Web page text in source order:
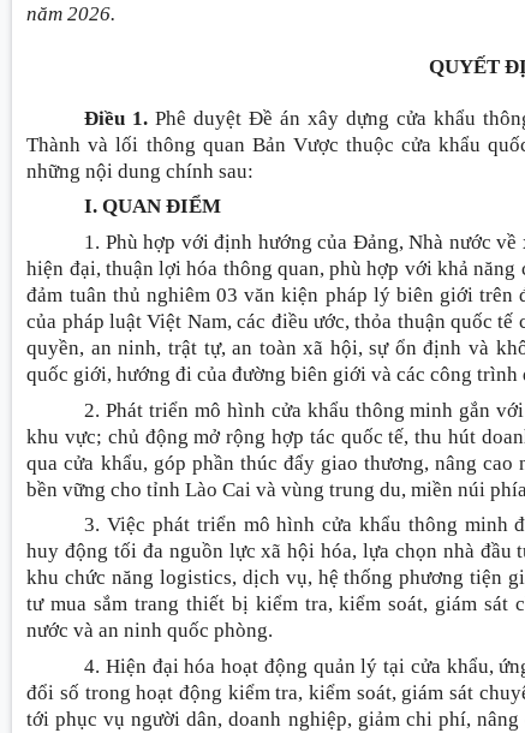
năm 2026.
QUYẾT
Điều 1. Phê duyệt Đề án xây dựng cửa khẩu
Thành và lối thông quan Bản Vược thuộc cửa khẩu
những nội dung chính sau:
I. QUAN ĐIỂM
1. Phù hợp với định hướng của Đảng, Nhà nước
hiện đại, thuận lợi hóa thông quan, phù hợp với khả
đảm tuân thủ nghiêm 03 văn kiện pháp lý biên giới
của pháp luật Việt Nam, các điều ước, thỏa thuận quốc
quyền, an ninh, trật tự, an toàn xã hội, sự ổn định và
quốc giới, hướng đi của đường biên giới và các công
2. Phát triển mô hình cửa khẩu thông minh gắn
khu vực; chủ động mở rộng hợp tác quốc tế, thu hút
qua cửa khẩu, góp phần thúc đẩy giao thương, nâng
bền vững cho tỉnh Lào Cai và vùng trung du, miền núi
3. Việc phát triển mô hình cửa khẩu thông minh
huy động tối đa nguồn lực xã hội hóa, lựa chọn nhà đầu
khu chức năng logistics, dịch vụ, hệ thống phương tiện
tư mua sắm trang thiết bị kiểm tra, kiểm soát, giám sát
nước và an ninh quốc phòng.
4. Hiện đại hóa hoạt động quản lý tại cửa khẩu,
đổi số trong hoạt động kiểm tra, kiểm soát, giám sát
tới phục vụ người dân, doanh nghiệp, giảm chi phí,